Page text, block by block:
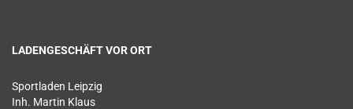
LADENGESCHÄFT VOR ORT
Sportladen Leipzig
Inh. Martin Klaus